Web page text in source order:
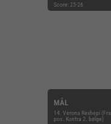
Score: 25-26
MÅL
14. Verona Rexhepi (Fra
pos. Kontra 2. bølge)